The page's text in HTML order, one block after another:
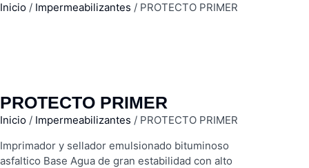
Inicio / Impermeabilizantes / PROTECTO PRIMER
PROTECTO PRIMER
Inicio / Impermeabilizantes / PROTECTO PRIMER
Imprimador y sellador emulsionado bituminoso
asfaltico Base Agua de gran estabilidad con alto